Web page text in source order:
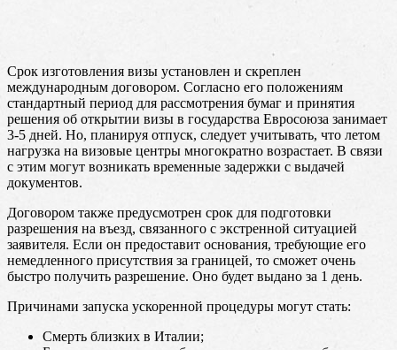
Срок изготовления визы установлен и скреплен
международным договором. Согласно его положениям
стандартный период для рассмотрения бумаг и принятия
решения об открытии визы в государства Евросоюза занимает
3-5 дней. Но, планируя отпуск, следует учитывать, что летом
нагрузка на визовые центры многократно возрастает. В связи
с этим могут возникать временные задержки с выдачей
документов.
Договором также предусмотрен срок для подготовки
разрешения на въезд, связанного с экстренной ситуацией
заявителя. Если он предоставит основания, требующие его
немедленного присутствия за границей, то сможет очень
быстро получить разрешение. Оно будет выдано за 1 день.
Причинами запуска ускоренной процедуры могут стать:
Смерть близких в Италии;